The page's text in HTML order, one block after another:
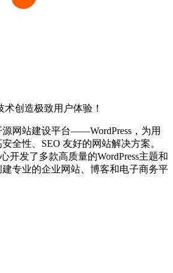
术创造极致用户体验！
网站建设平台——WordPress，为用
全性、SEO 友好的网站解决方案。
开发了多款高质量的WordPress主题和
专业的企业网站、博客和电子商务平